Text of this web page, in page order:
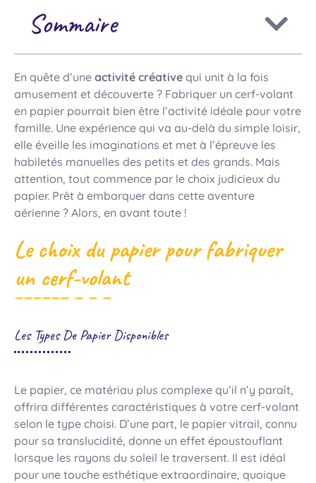
Sommaire
En quête d’une activité créative qui unit à la fois
amusement et découverte ? Fabriquer un cerf-volant
en papier pourrait bien être l’activité idéale pour votre
famille. Une expérience qui va au-delà du simple loisir,
elle éveille les imaginations et met à l’épreuve les
habiletés manuelles des petits et des grands. Mais
attention, tout commence par le choix judicieux du
papier. Prêt à embarquer dans cette aventure
aérienne ? Alors, en avant toute !
Le choix du papier pour fabriquer
un cerf-volant
Les Types De Papier Disponibles
Le papier, ce matériau plus complexe qu’il n’y paraît,
offrira différentes caractéristiques à votre cerf-volant
selon le type choisi. D’une part, le papier vitrail, connu
pour sa translucidité, donne un effet époustouflant
lorsque les rayons du soleil le traversent. Il est idéal
pour une touche esthétique extraordinaire, quoique